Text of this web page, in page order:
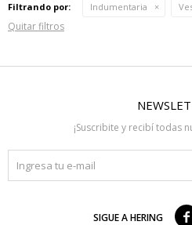
Filtrando por: Indumentaria
Quitar filtros
¡Suscribite y recibí todas
SIGUE A HERING 